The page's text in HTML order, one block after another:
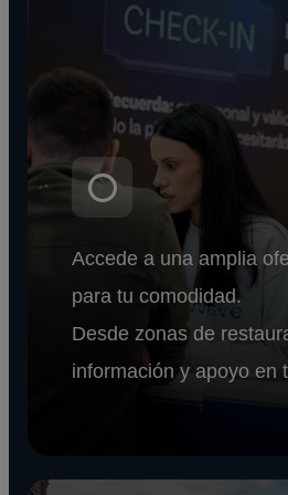
Accede a una amplia
para tu comodidad.
Desde zonas de
información y apoyo en